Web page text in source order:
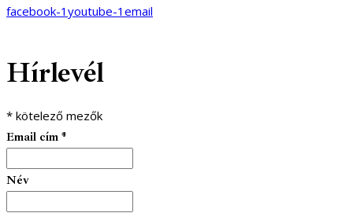
facebook-1 youtube-1 email
Hírlevél
* kötelező mezők
Email cím *
Név